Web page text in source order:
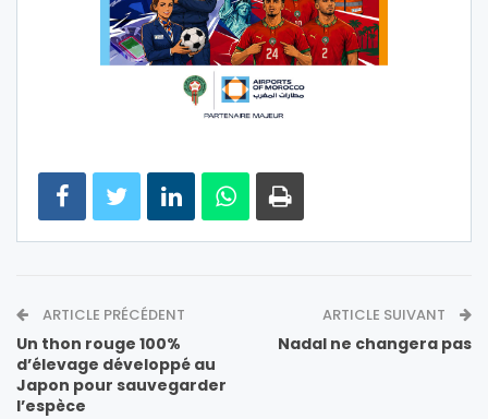
ARTICLE PRÉCÉDENT
Un thon rouge 100%
d’élevage développé au
Japon pour sauvegarder
l’espèce
ARTICLE SUIVANT
Nadal ne changera pas